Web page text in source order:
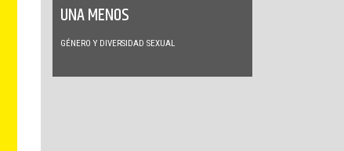
UNA MENOS
GÉNERO Y DIVERSIDAD SEXUAL